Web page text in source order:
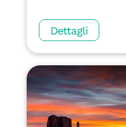
Dettagli